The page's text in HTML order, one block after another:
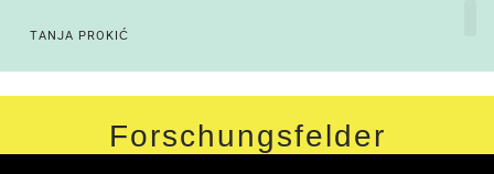
TANJA PROKIĆ
Forschungsfelder